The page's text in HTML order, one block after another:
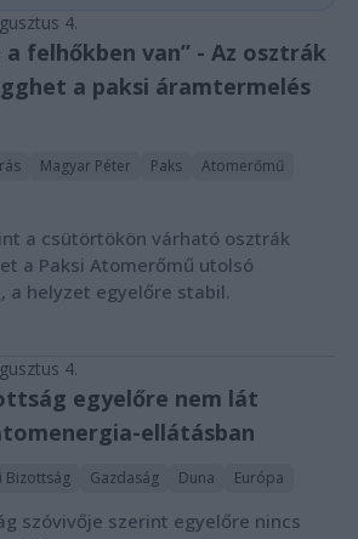
4.
a felhőkben van” - Az osztrák
a paksi áramtermelés
Magyar Péter Paks
Atomerőmű
a csütörtökön várható osztrák
a Paksi Atomerőmű utolsó
a helyzet egyelőre stabil.
4.
egyelőre nem lát
ellátásban
Bizottság Gazdaság Duna Európa
szóvivője szerint egyelőre nincs